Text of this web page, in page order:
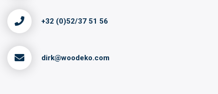
+32 (0)52/37 51 56
dirk@woodeko.com